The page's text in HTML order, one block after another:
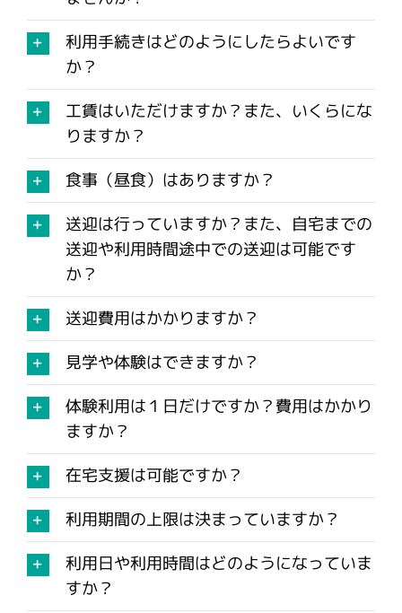
利用手続きはどのようにしたらよいです
か？
工賃はいただけますか？また、いくらにな
りますか？
食事（昼食）はありますか？
送迎は行っていますか？また、自宅までの
送迎や利用時間途中での送迎は可能です
か？
送迎費用はかかりますか？
見学や体験はできますか？
体験利用は１日だけですか？費用はかかり
ますか？
在宅支援は可能ですか？
利用期間の上限は決まっていますか？
利用日や利用時間はどのようになっていま
すか？